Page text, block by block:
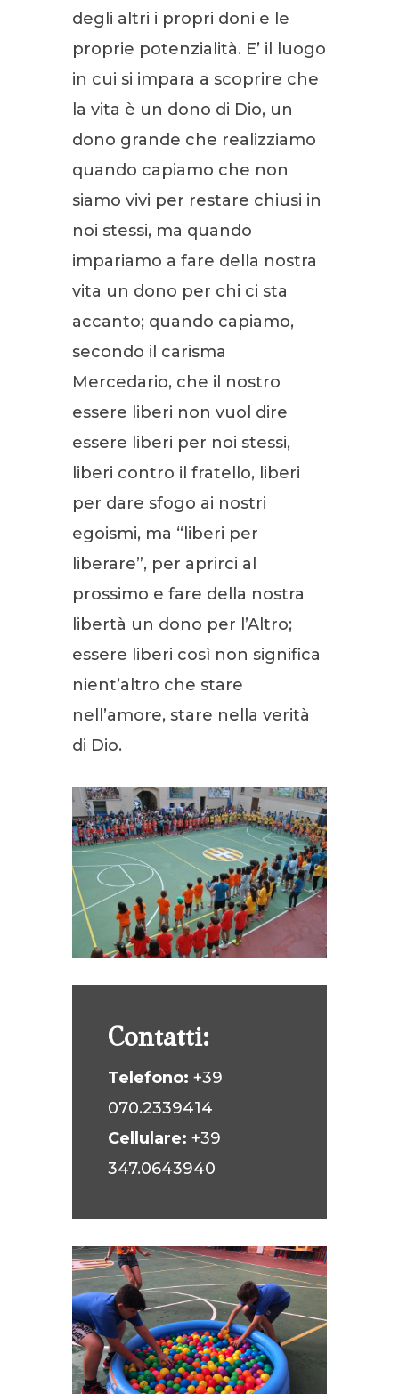
degli altri i propri doni e le
proprie potenzialità. E’ il luogo
in cui si impara a scoprire che
la vita è un dono di Dio, un
dono grande che realizziamo
quando capiamo che non
siamo vivi per restare chiusi in
noi stessi, ma quando
impariamo a fare della nostra
vita un dono per chi ci sta
accanto; quando capiamo,
secondo il carisma
Mercedario, che il nostro
essere liberi non vuol dire
essere liberi per noi stessi,
liberi contro il fratello, liberi
per dare sfogo ai nostri
egoismi, ma “liberi per
liberare”, per aprirci al
prossimo e fare della nostra
libertà un dono per l’Altro;
essere liberi così non significa
nient’altro che stare
nell’amore, stare nella verità
di Dio.
Contatti:
Telefono: +39
070.2339414
Cellulare: +39
347.0643940